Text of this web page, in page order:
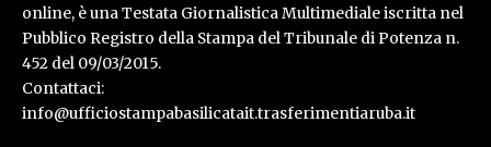
online, è una Testata Giornalistica Multimediale iscritta nel
Pubblico Registro della Stampa del Tribunale di Potenza n.
452 del 09/03/2015.
Contattaci:
info@ufficiostampabasilicatait.trasferimentiaruba.it